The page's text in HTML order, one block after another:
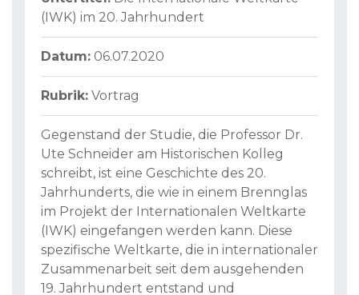
(IWK) im 20. Jahrhundert
Datum: 06.07.2020
Rubrik: Vortrag
Gegenstand der Studie, die Professor Dr.
Ute Schneider am Historischen Kolleg
schreibt, ist eine Geschichte des 20.
Jahrhunderts, die wie in einem Brennglas
im Projekt der Internationalen Weltkarte
(IWK) eingefangen werden kann. Diese
spezifische Weltkarte, die in internationaler
Zusammenarbeit seit dem ausgehenden
19. Jahrhundert entstand und